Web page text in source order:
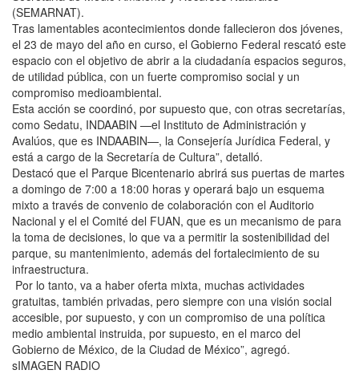
(SEMARNAT).
Tras lamentables acontecimientos donde fallecieron dos jóvenes,
el 23 de mayo del año en curso, el Gobierno Federal rescató este
espacio con el objetivo de abrir a la ciudadanía espacios seguros,
de utilidad pública, con un fuerte compromiso social y un
compromiso medioambiental.
Esta acción se coordinó, por supuesto que, con otras secretarías,
como Sedatu, INDAABIN —el Instituto de Administración y
Avalúos, que es INDAABIN—, la Consejería Jurídica Federal, y
está a cargo de la Secretaría de Cultura”, detalló.
Destacó que el Parque Bicentenario abrirá sus puertas de martes
a domingo de 7:00 a 18:00 horas y operará bajo un esquema
mixto a través de convenio de colaboración con el Auditorio
Nacional y el el Comité del FUAN, que es un mecanismo de para
la toma de decisiones, lo que va a permitir la sostenibilidad del
parque, su mantenimiento, además del fortalecimiento de su
infraestructura.
Por lo tanto, va a haber oferta mixta, muchas actividades
gratuitas, también privadas, pero siempre con una visión social
accesible, por supuesto, y con un compromiso de una política
medio ambiental instruida, por supuesto, en el marco del
Gobierno de México, de la Ciudad de México”, agregó.
sIMAGEN RADIO